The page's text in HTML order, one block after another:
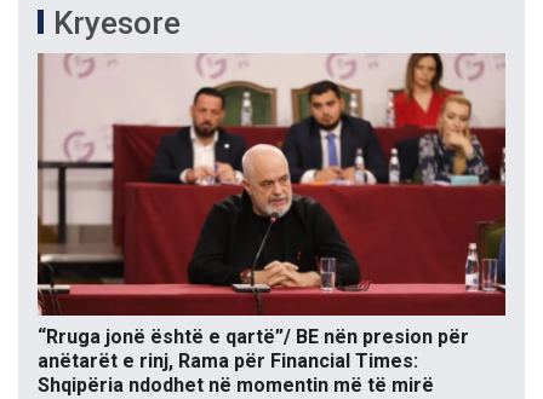
Kryesore
“Rruga jonë është e qartë”/ BE nën presion për
anëtarët e rinj, Rama për Financial Times:
Shqipëria ndodhet në momentin më të mirë